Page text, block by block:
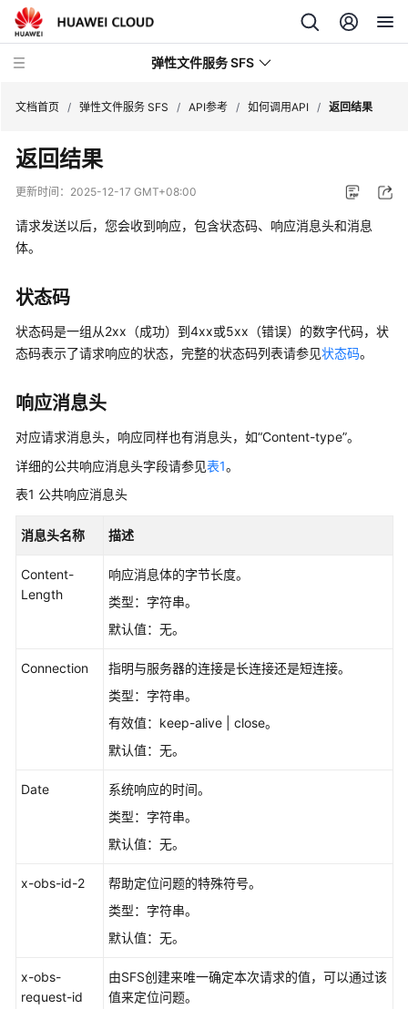
弹性文件服务 SFS
最
新
态
务
公
告
介
绍
计
费
明
快
速
用
佳
API
用
前
文档首页 / 弹性文件服务 SFS / API参考 / 如何调用API / 返回结果
返回结果
更新时间： 2025-12-17 GMT+08:00
请求发送以后，您会收到响应，包含状态码、响应消息头和消息
体。
状态码
状态码是一组从2xx（成功）到4xx或5xx（错误）的数字代码，状
态码表示了请求响应的状态，完整的状态码列表请参见状态码。
响应消息头
对应请求消息头，响应同样也有消息头，如“Content-type”。
详细的公共响应消息头字段请参见表1。
表1 公共响应消息头
消息头名称 描述
Content-
Length
响应消息体的字节长度。
类型：字符串。
默认值：无。
Connection
指明与服务器的连接是长连接还是短连接。
类型：字符串。
有效值：keep-alive | close。
默认值：无。
Date
系统响应的时间。
类型：字符串。
默认值：无。
x-obs-id-2
帮助定位问题的特殊符号。
类型：字符串。
默认值：无。
x-obs-
request-id
由SFS创建来唯一确定本次请求的值，可以通过该
值来定位问题。